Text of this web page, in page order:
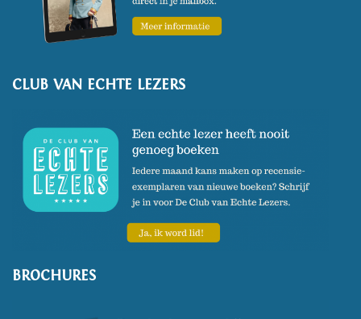
CLUB VAN ECHTE LEZERS
BROCHURES